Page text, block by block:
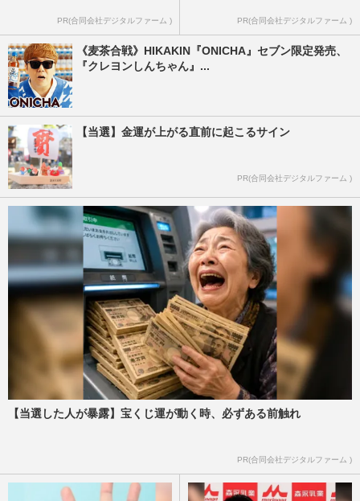
PR(合同会社デジタルファーム ) PR(合同会社デジタルファーム )
《麦茶合戦》HIKAKIN『ONICHA』セブン限定発売、
『クレヨンしんちゃん』...
【当選】金運が上がる直前に起こるサイン
PR(合同会社デジタルファーム )
【当選した人が暴露】宝くじ運が動く時、必ずある前触れ
PR(合同会社デジタルファーム )